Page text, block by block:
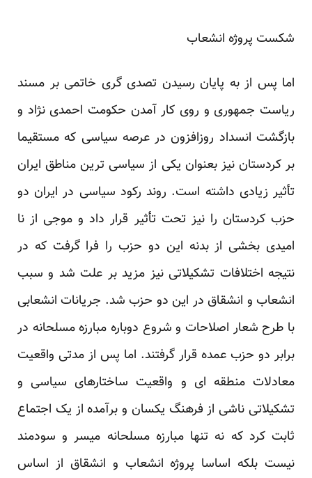
شکست پروژه انشعاب
اما پس از به پایان رسیدن تصدی گری خاتمی بر مسند
ریاست جمهوری و روی کار آمدن حکومت احمدی نژاد و
بازگشت انسداد روزافزون در عرصه سیاسی که مستقیما
بر کردستان نیز بعنوان یکی از سیاسی ترین مناطق ایران
تأثیر زیادی داشته است. روند رکود سیاسی در ایران دو
حزب کردستان را نیز تحت تأثیر قرار داد و موجی از نا
امیدی بخشی از بدنه این دو حزب را فرا گرفت که در
نتیجه اختلافات تشکیلاتی نیز مزید بر علت شد و سبب
انشعاب و انشقاق در این دو حزب شد. جریانات انشعابی
با طرح شعار اصلاحات و شروع دوباره مبارزه مسلحانه در
برابر دو حزب عمده قرار گرفتند. اما پس از مدتی واقعیت
معادلات منطقه ای و واقعیت ساختارهای سیاسی و
تشکیلاتی ناشی از فرهنگ یکسان و برآمده از یک اجتماع
ثابت کرد که نه تنها مبارزه مسلحانه میسر و سودمند
نیست بلکه اساسا پروژه انشعاب و انشقاق از اساس